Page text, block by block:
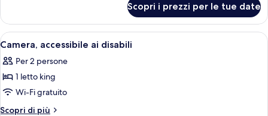
king
1
letto
king
Scopri i prezzi per le tue date
Apri
tutte
le
foto
per
Camera,
Camera d'albergo con due letti, una
5
Camera, accessibile ai disabili
Per 2 persone
1 letto king
Wi-Fi gratuito
Scopri di più
Altri